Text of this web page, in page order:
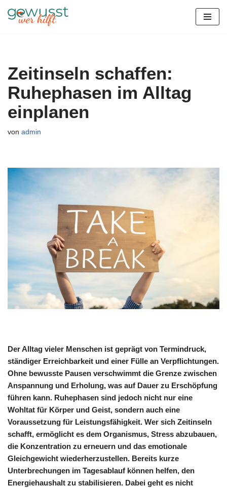
Zeitinseln schaffen:
Ruhephasen im Alltag
einplanen
von admin
Der Alltag vieler Menschen ist geprägt von Termindruck,
ständiger Erreichbarkeit und einer Fülle an Verpflichtungen.
Ohne bewusste Pausen verschwimmt die Grenze zwischen
Anspannung und Erholung, was auf Dauer zu Erschöpfung
führen kann. Ruhephasen sind jedoch nicht nur eine
Wohltat für Körper und Geist, sondern auch eine
Voraussetzung für Leistungsfähigkeit. Wer sich Zeitinseln
schafft, ermöglicht es dem Organismus, Stress abzubauen,
die Konzentration zu erneuern und das emotionale
Gleichgewicht wiederherzustellen. Bereits kurze
Unterbrechungen im Tagesablauf können helfen, den
Energiehaushalt zu stabilisieren. Dabei geht es nicht